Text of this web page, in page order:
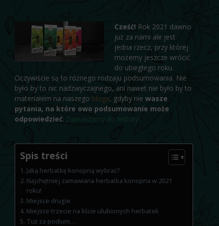
Cześć! Rok 2021 dawno
już za nami ale jest
jedna rzecz, przy której
możemy jeszcze wrócić
do ubiegłego roku.
Oczywiście są to różnego rodzaju podsumowania. Nie
było by to nic nadzwyczajnego, ani nawet nie było by to
materiałem na naszego bloga, gdyby nie wasze
pytania, na które owo podsumowanie może
odpowiedzieć. Zapraszamy do lektury!
Spis treści
Jaką herbatkę konopną wybrać?
Najchętniej zamawiana herbatka konopna w 2021
roku!
Miejsce drugie
Miejsce trzecie na liście ulubionych herbatek
Tuż za podium…